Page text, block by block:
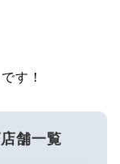
す！
舗一覧